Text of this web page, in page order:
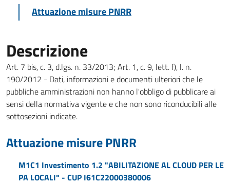
Attuazione misure PNRR
Descrizione
Art. 7 bis, c. 3, d.lgs. n. 33/2013; Art. 1, c. 9, lett. f), l. n.
190/2012 - Dati, informazioni e documenti ulteriori che le
pubbliche amministrazioni non hanno l'obbligo di pubblicare ai
sensi della normativa vigente e che non sono riconducibili alle
sottosezioni indicate.
Attuazione misure PNRR
M1C1 Investimento 1.2 "ABILITAZIONE AL CLOUD PER LE
PA LOCALI" - CUP I61C22000380006